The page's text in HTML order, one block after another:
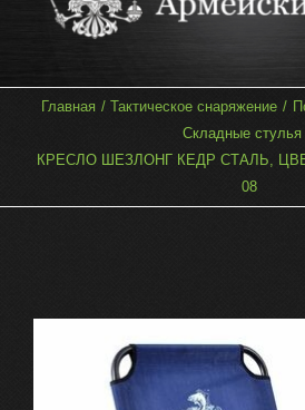
Главная Тактическое снаряжение
Складные стулья
КРЕСЛО ШЕЗЛОНГ КЕДР СТАЛЬ,
08